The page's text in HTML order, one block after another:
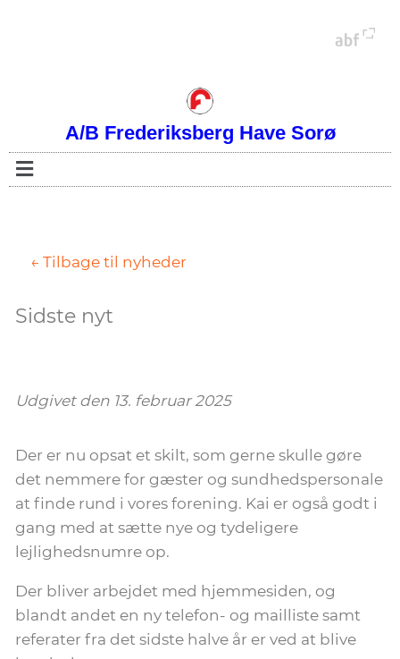
A/B Frederiksberg Have Sorø
← Tilbage til nyheder
Sidste nyt
Udgivet den 13. februar 2025
Der er nu opsat et skilt, som gerne skulle gøre
det nemmere for gæster og sundhedspersonale
at finde rund i vores forening. Kai er også godt i
gang med at sætte nye og tydeligere
lejlighedsnumre op.
Der bliver arbejdet med hjemmesiden, og
blandt andet en ny telefon- og mailliste samt
referater fra det sidste halve år er ved at blive